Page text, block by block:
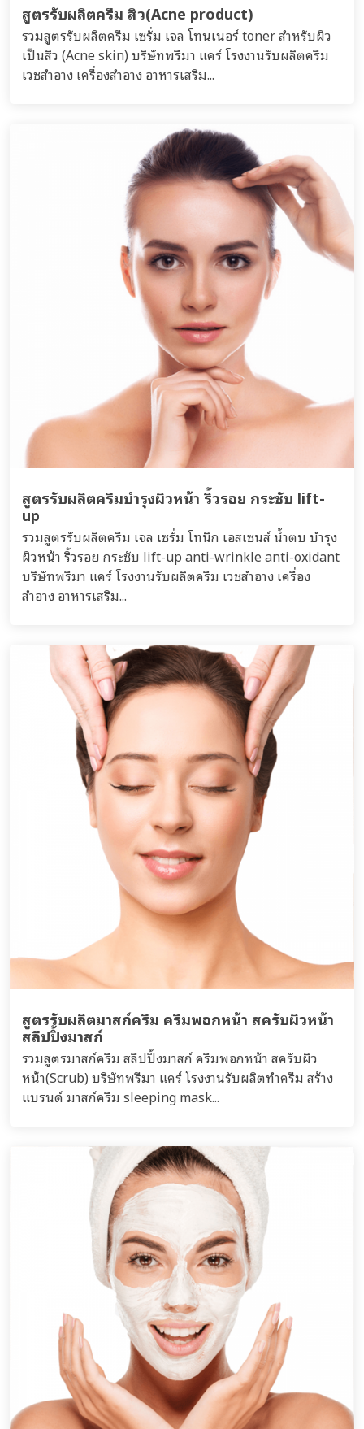
สูตรรับผลิตครีม สิว(Acne product)
รวมสูตรรับผลิตครีม เซรั่ม เจล โทนเนอร์ toner สำหรับผิว
เป็นสิว (Acne skin) บริษัทพรีมา แคร์ โรงงานรับผลิตครีม
เวชสำอาง เครื่องสำอาง อาหารเสริม...
สูตรรับผลิตครีมบำรุงผิวหน้า ริ้วรอย กระชับ lift-
up
รวมสูตรรับผลิตครีม เจล เซรั่ม โทนิก เอสเซนส์ น้ำตบ บำรุง
ผิวหน้า ริ้วรอย กระชับ lift-up anti-wrinkle anti-oxidant
บริษัทพรีมา แคร์ โรงงานรับผลิตครีม เวชสำอาง เครื่อง
สำอาง อาหารเสริม...
สูตรรับผลิตมาสก์ครีม ครีมพอกหน้า สครับผิวหน้า
สลีปปิ้งมาสก์
รวมสูตรมาสก์ครีม สลีปปิ้งมาสก์ ครีมพอกหน้า สครับผิว
หน้า(Scrub) บริษัทพรีมา แคร์ โรงงานรับผลิตทำครีม สร้าง
แบรนด์ มาสก์ครีม sleeping mask...